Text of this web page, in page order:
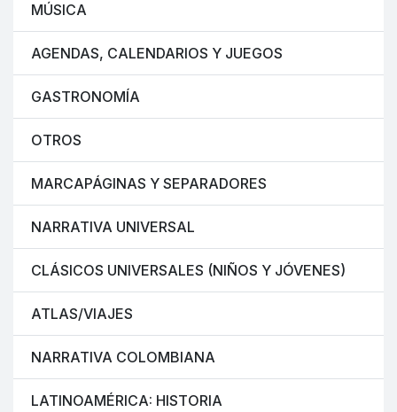
MÚSICA
AGENDAS, CALENDARIOS Y JUEGOS
GASTRONOMÍA
OTROS
MARCAPÁGINAS Y SEPARADORES
NARRATIVA UNIVERSAL
CLÁSICOS UNIVERSALES (NIÑOS Y JÓVENES)
ATLAS/VIAJES
NARRATIVA COLOMBIANA
LATINOAMÉRICA: HISTORIA